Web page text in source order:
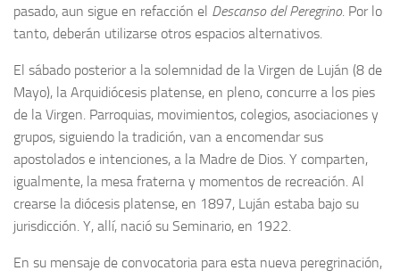
pasado, aun sigue en refacción el Descanso del Peregrino. Por lo
tanto, deberán utilizarse otros espacios alternativos.
El sábado posterior a la solemnidad de la Virgen de Luján (8 de
Mayo), la Arquidiócesis platense, en pleno, concurre a los pies
de la Virgen. Parroquias, movimientos, colegios, asociaciones y
grupos, siguiendo la tradición, van a encomendar sus
apostolados e intenciones, a la Madre de Dios. Y comparten,
igualmente, la mesa fraterna y momentos de recreación. Al
crearse la diócesis platense, en 1897, Luján estaba bajo su
jurisdicción. Y, allí, nació su Seminario, en 1922.
En su mensaje de convocatoria para esta nueva peregrinación,